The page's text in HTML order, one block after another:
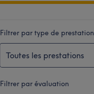
Filtrer par type de prestation
Toutes les prestations
Filtrer par évaluation